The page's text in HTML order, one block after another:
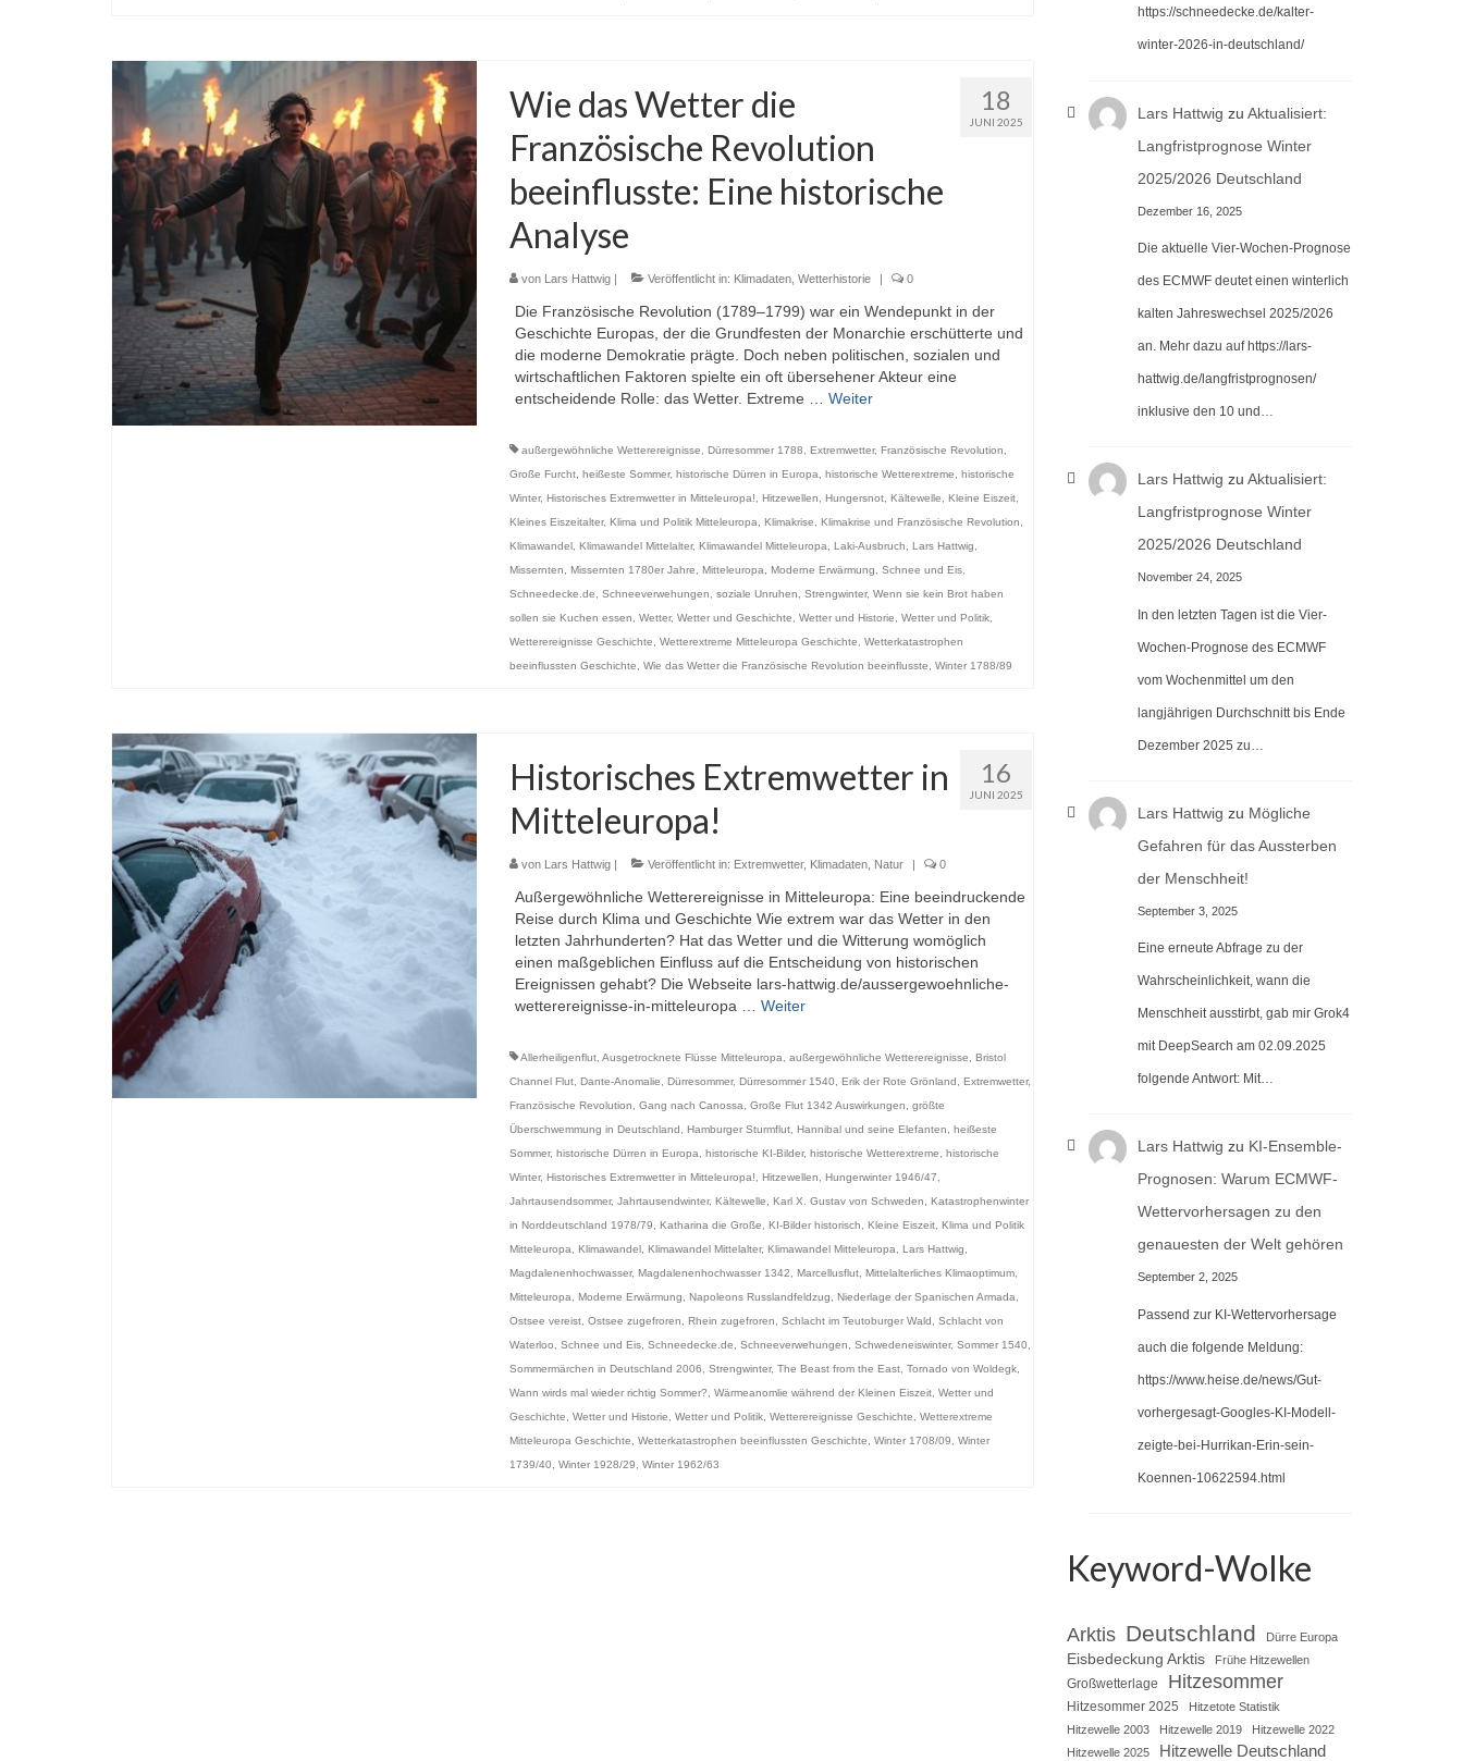
18
JUNI 2025
Wie das Wetter die
Französische Revolution
beeinflusste: Eine historische
Analyse
von Lars Hattwig| Veröffentlicht in: Klimadaten, Wetterhistorie | 0
Die Französische Revolution (1789–1799) war ein Wendepunkt in der
Geschichte Europas, der die Grundfesten der Monarchie erschütterte und
die moderne Demokratie prägte. Doch neben politischen, sozialen und
wirtschaftlichen Faktoren spielte ein oft übersehener Akteur eine
entscheidende Rolle: das Wetter. Extreme … Weiter
außergewöhnliche Wetterereignisse Dürresommer 1788 Extremwetter, Französische Revolution
Große Furcht, heißeste Sommer, historische Dürren in Europa historische Wetterextreme
historische
Winter, Historisches Extremwetter in Mitteleuropa! Hitzewellen Hungersnot, Kältewelle Kleine Eiszeit,
Kleines Eiszeitalter, Klima und Politik Mitteleuropa Klimakrise Klimakrise und Französische Revolution
Klimawandel, Klimawandel Mittelalter, Klimawandel Mitteleuropa Laki-Ausbruch Lars Hattwig
Missernten
Missernten 1780er Jahre Mitteleuropa Moderne Erwärmung Schnee und Eis,
Schneedecke.de
Schneeverwehungen soziale Unruhen Strengwinter, Wenn sie kein Brot haben
sollen sie Kuchen essen
Wetter, Wetter und Geschichte Wetter und Historie Wetter und Politik,
Wetterereignisse Geschichte
Wetterextreme Mitteleuropa Geschichte
Wetterkatastrophen
beeinflussten Geschichte
Wie das Wetter die Französische Revolution beeinflusste Winter 1788/89
16
JUNI 2025
Historisches Extremwetter in
Mitteleuropa!
von Lars Hattwig| Veröffentlicht in: Extremwetter, Klimadaten, Natur | 0
Außergewöhnliche Wetterereignisse in Mitteleuropa: Eine beeindruckende
Reise durch Klima und Geschichte Wie extrem war das Wetter in den
letzten Jahrhunderten? Hat das Wetter und die Witterung womöglich
einen maßgeblichen Einfluss auf die Entscheidung von historischen
Ereignissen gehabt? Die Webseite lars-hattwig.de/aussergewoehnliche-
wetterereignisse-in-mitteleuropa … Weiter
Allerheiligenflut, Ausgetrocknete Flüsse Mitteleuropa außergewöhnliche Wetterereignisse
Bristol
Channel Flut, Dante-Anomalie Dürresommer, Dürresommer 1540 Erik der Rote Grönland Extremwetter,
Französische Revolution
Gang nach Canossa Große Flut 1342 Auswirkungen
größte
Überschwemmung in Deutschland
Hamburger Sturmflut, Hannibal und seine Elefanten
heißeste
Sommer, historische Dürren in Europa historische KI-Bilder, historische Wetterextreme
historische
Winter, Historisches Extremwetter in Mitteleuropa! Hitzewellen Hungerwinter 1946/47
Jahrtausendsommer, Jahrtausendwinter, Kältewelle Karl X. Gustav von Schweden
Katastrophenwinter
in Norddeutschland 1978/79
Katharina die Große KI-Bilder historisch Kleine Eiszeit, Klima und Politik
Mitteleuropa
Klimawandel, Klimawandel Mittelalter, Klimawandel Mitteleuropa Lars Hattwig
Magdalenenhochwasser, Magdalenenhochwasser 1342 Marcellusflut, Mittelalterliches Klimaoptimum,
Mitteleuropa
Moderne Erwärmung Napoleons Russlandfeldzug Niederlage der Spanischen Armada
Ostsee vereist, Ostsee zugefroren Rhein zugefroren Schlacht im Teutoburger Wald
Schlacht von
Waterloo
Schnee und Eis, Schneedecke.de Schneeverwehungen Schwedeneiswinter, Sommer 1540
Sommermärchen in Deutschland 2006
Strengwinter, The Beast from the East, Tornado von Woldegk,
Wann wirds mal wieder richtig Sommer?
Wärmeanomlie während der Kleinen Eiszeit, Wetter und
Geschichte
Wetter und Historie Wetter und Politik, Wetterereignisse Geschichte
Wetterextreme
Mitteleuropa Geschichte
Wetterkatastrophen beeinflussten Geschichte Winter 1708/09
Winter
1739/40
Winter 1928/29 Winter 1962/63
https://schneedecke.de/kalter-
winter-2026-in-deutschland/
Lars Hattwig zu Aktualisiert:
Langfristprognose Winter
2025/2026 Deutschland
Dezember 16, 2025
Die aktuelle Vier-Wochen-Prognose
des ECMWF deutet einen winterlich
kalten Jahreswechsel 2025/2026
an. Mehr dazu auf https://lars-
hattwig.de/langfristprognosen/
inklusive den 10 und…
Lars Hattwig zu Aktualisiert:
Langfristprognose Winter
2025/2026 Deutschland
November 24, 2025
In den letzten Tagen ist die Vier-
Wochen-Prognose des ECMWF
vom Wochenmittel um den
langjährigen Durchschnitt bis Ende
Dezember 2025 zu…
Lars Hattwig zu Mögliche
Gefahren für das Aussterben
der Menschheit!
September 3, 2025
Eine erneute Abfrage zu der
Wahrscheinlichkeit, wann die
Menschheit ausstirbt, gab mir Grok4
mit DeepSearch am 02.09.2025
folgende Antwort: Mit…
Lars Hattwig zu KI-Ensemble-
Prognosen: Warum ECMWF-
Wettervorhersagen zu den
genauesten der Welt gehören
September 2, 2025
Passend zur KI-Wettervorhersage
auch die folgende Meldung:
https://www.heise.de/news/Gut-
vorhergesagt-Googles-KI-Modell-
zeigte-bei-Hurrikan-Erin-sein-
Koennen-10622594.html
Keyword-Wolke
Arktis Deutschland Dürre Europa
Eisbedeckung Arktis Frühe Hitzewellen
Großwetterlage Hitzesommer
Hitzesommer 2025
Hitzetote Statistik
Hitzewelle 2003
Hitzewelle 2019
Hitzewelle 2022
Hitzewelle 2025
Hitzewelle Deutschland